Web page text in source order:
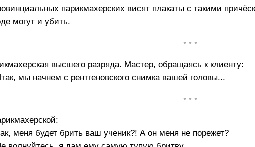
парикмахерских висят плакаты с такими
могут и убить.
• • •
высшего разряда. Мастер, обращаясь к клиенту:
мы начнем с рентгеновского снимка вашей головы...
• • •
меня будет брить ваш ученик?! А он меня не порежет?